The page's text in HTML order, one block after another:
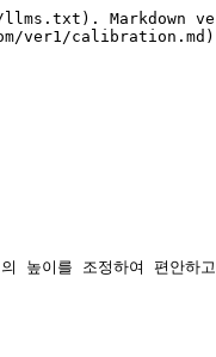
Markdown
ver1/
이를 조정하여 편안하